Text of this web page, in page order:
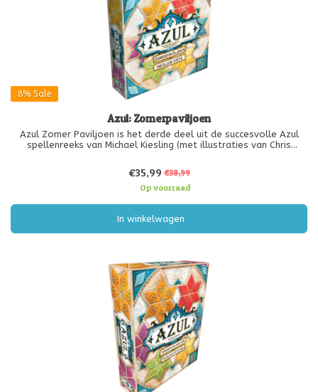
8% Sale
Azul: Zomerpaviljoen
Azul Zomer Paviljoen is het derde deel uit de succesvolle Azul
spellenreeks van Michael Kiesling (met illustraties van Chris
vloeren te betegelen van Koning Manuel's zomerpaviljoen -
€35,99 €38,99
Op voorraad
In winkelwagen